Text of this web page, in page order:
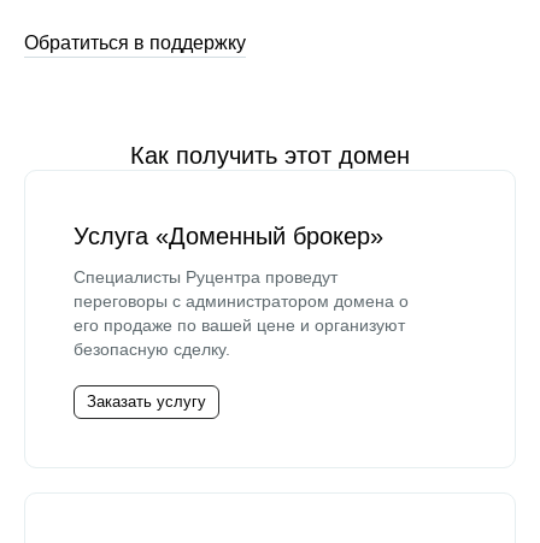
Обратиться в поддержку
Как получить этот домен
Услуга «Доменный брокер»
Специалисты Руцентра проведут
переговоры с администратором домена о
его продаже по вашей цене и организуют
безопасную сделку.
Заказать услугу